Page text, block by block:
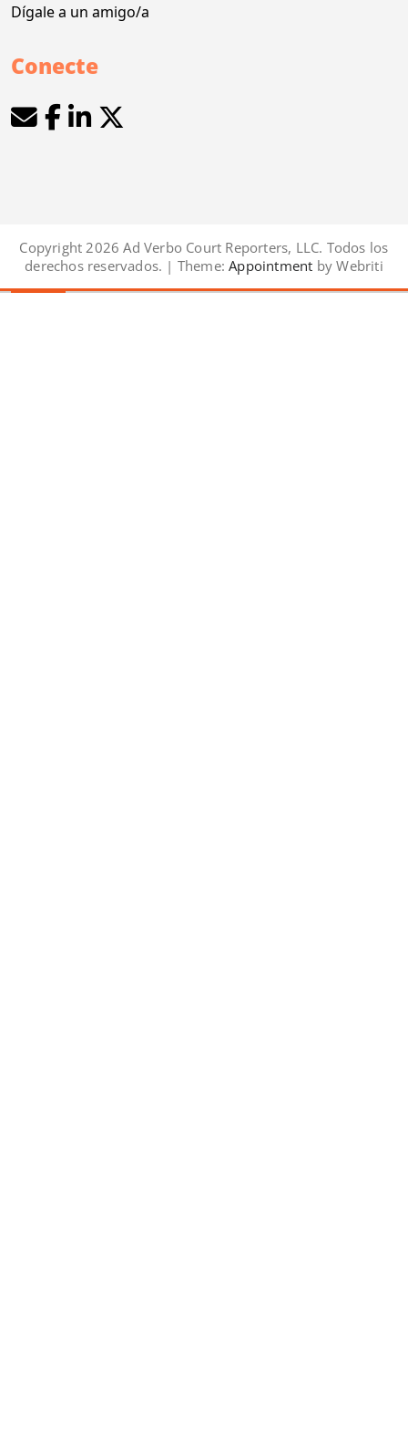
Dígale a un amigo/a
Conecte
Copyright 2026 Ad Verbo Court Reporters, LLC. Todos los
derechos reservados. | Theme: Appointment by Webriti